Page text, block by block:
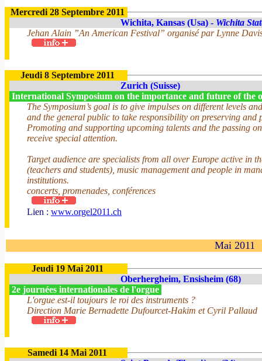
Mercredi 28 Septembre 2011
Wichita, Kansas (Usa) - Wichita
Jehan Alain ”An American Festival” organisé par Lynne
Jeudi 8 Septembre 2011
Zurich (Suisse)
International Symposium on the importance and future of the
The Symposium’s goal is to give impulses on different levels
and the general public to take responsibility on preserving
Promoting and supporting upcoming talents and the passing
receive special attention.
Target audience are specialists from all over Europe active in
(teachers and students), music management and people in
institutions.
concerts, promenades, conférences
Lien : www.orgel2011.ch
Mai 2011
Jeudi 19 Mai 2011
Oberhergheim, Ensisheim (68)
2e journées internationales de l'orgue
L'orgue est-il toujours le roi des instruments ?
Direction Marie Bernadette Dufourcet-Hakim et Cyril Pallaud
Samedi 14 Mai 2011